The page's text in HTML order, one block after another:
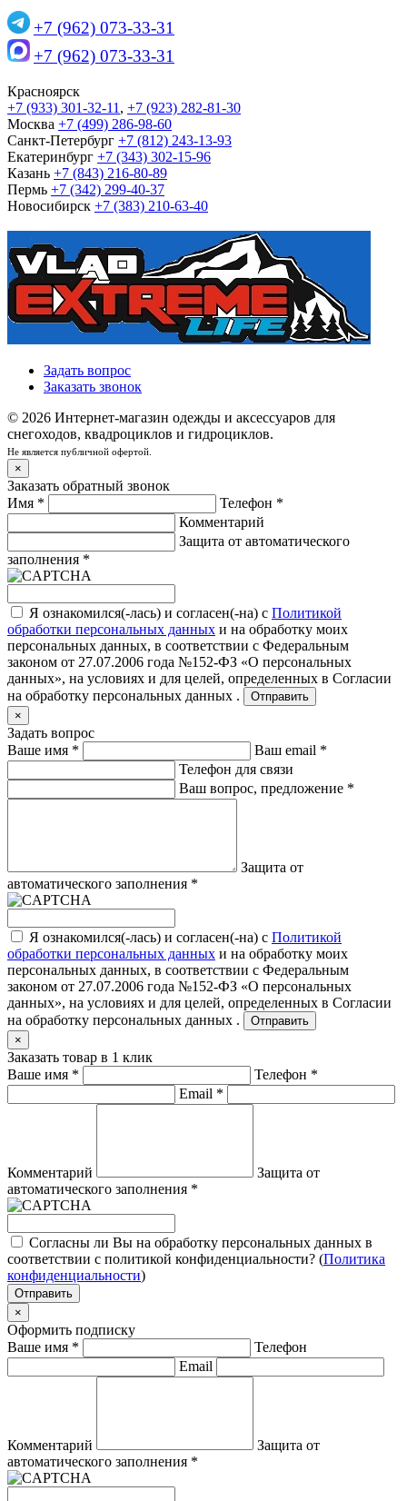
+7 (962) 073-33-31
+7 (962) 073-33-31
Красноярск
+7 (933) 301-32-11 , +7 (923) 282-81-30
Москва +7 (499) 286-98-60
Санкт-Петербург +7 (812) 243-13-93
Екатеринбург +7 (343) 302-15-96
Казань +7 (843) 216-80-89
Пермь +7 (342) 299-40-37
Новосибирск +7 (383) 210-63-40
Задать вопрос
Заказать звонок
© 2026 Интернет-магазин одежды и аксессуаров для
снегоходов, квадроциклов и гидроциклов.
Не является публичной офертой.
×
Заказать обратный звонок
Имя * Телефон *
Комментарий
Защита от автоматического
заполнения *
Я ознакомился(-лась) и согласен(-на) с Политикой
обработки персональных данных и на обработку моих
персональных данных, в соответствии с Федеральным
законом от 27.07.2006 года №152-ФЗ «О персональных
данных», на условиях и для целей, определенных в Согласии
на обработку персональных данных .
Отправить
×
Задать вопрос
Ваше имя * Ваш email *
Телефон для связи
Ваш вопрос, предложение *
Защита от
автоматического заполнения *
Я ознакомился(-лась) и согласен(-на) с Политикой
обработки персональных данных и на обработку моих
персональных данных, в соответствии с Федеральным
законом от 27.07.2006 года №152-ФЗ «О персональных
данных», на условиях и для целей, определенных в Согласии
на обработку персональных данных .
Отправить
×
Заказать товар в 1 клик
Ваше имя * Телефон *
Email *
Комментарий
Защита от
автоматического заполнения *
Согласны ли Вы на обработку персональных данных в
соответствии с политикой конфиденциальности? (Политика
конфиденциальности)
Отправить
×
Оформить подписку
Ваше имя *
Телефон
Email
Комментарий
Защита от
автоматического заполнения *